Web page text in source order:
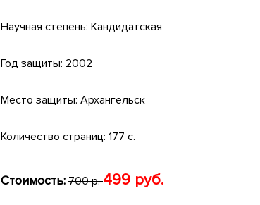
Научная степень: Кандидатская
Год защиты: 2002
Место защиты: Архангельск
Количество страниц: 177 с.
Стоимость: 700 р.499 руб.